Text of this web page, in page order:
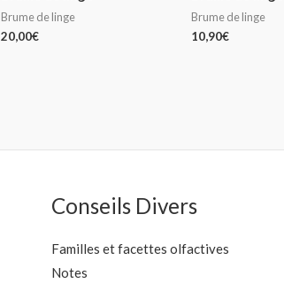
Brume de linge
20,00€
Brume de linge
10,90€
Conseils Divers
Familles et facettes olfactives
Notes